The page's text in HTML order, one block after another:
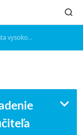
učiteľa